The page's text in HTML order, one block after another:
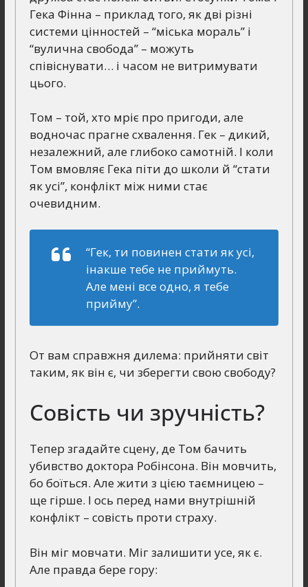
Гека Фінна – приклад того, як дві різні
системи цінностей – “міська мораль” і
“вулична свобода” – можуть
співіснувати… і часом не витримувати
цього.
Том – той, хто мріє про пригоди, але
водночас прагне схвалення. Гек – дикий,
незалежний, але глибоко самотній. І коли
Том вмовляє Гека піти до школи й “стати
як усі”, конфлікт між ними стає
очевидним.
“Гек, ти повинен стати як усі,
інакше тебе не приймуть.
Але мені все одно, я тебе
прийму”.
От вам справжня дилема: прийняти світ
таким, як він є, чи зберегти свою свободу?
Совість чи зручність?
Тепер згадайте сцену, де Том бачить
убивство доктора Робінсона. Він мовчить,
бо боїться. Але жити з цією таємницею –
ще гірше. І ось перед нами внутрішній
конфлікт – совість проти страху.
Він міг мовчати. Міг залишити усе, як є.
Але правда бере гору: